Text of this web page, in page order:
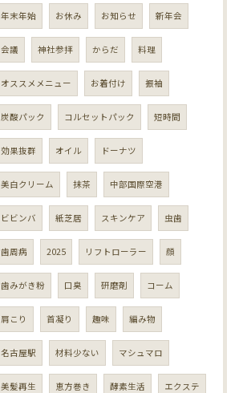
年末年始 お休み お知らせ 新年会
会議 神社参拝 からだ 料理
オススメメニュー お着付け 振袖
炭酸パック コルセットパック 短時間
効果抜群 オイル ドーナツ
美白クリーム 抹茶 中部国際空港
ビビンバ 紙芝居 スキンケア 虫歯
歯周病 2025 リフトローラー 顔
歯みがき粉 口臭 研磨剤 コーム
肩こり 首凝り 趣味 編み物
名古屋駅 材料少ない マシュマロ
美髪再生 恵方巻き 酵素生活 エクステ